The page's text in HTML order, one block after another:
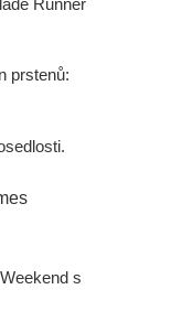
Runner
prstenů:
s